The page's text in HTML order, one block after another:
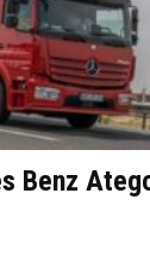
Benz